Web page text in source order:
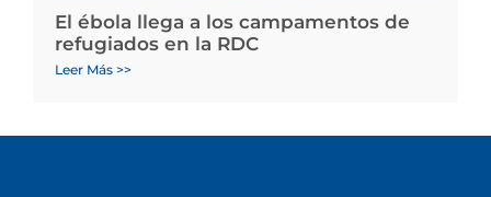
El ébola llega a los campamentos de
refugiados en la RDC
Leer Más >>